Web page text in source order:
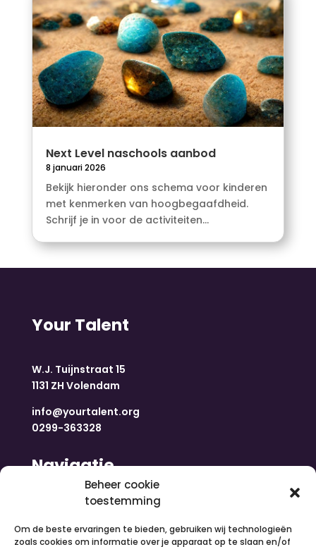
Beheer cookie
toestemming
Om de beste ervaringen te bieden, gebruiken wij technologieën
zoals cookies om informatie over je apparaat op te slaan en/of
Next Level naschools aanbod
8 januari 2026
Bekijk hieronder ons schema voor kinderen
met kenmerken van hoogbegaafdheid.
Schrijf je in voor de activiteiten...
Your Talent
W.J. Tuijnstraat 15
1131 ZH Volendam
info@yourtalent.org
0299-363328
Navigatie
Nieuws
Over ons